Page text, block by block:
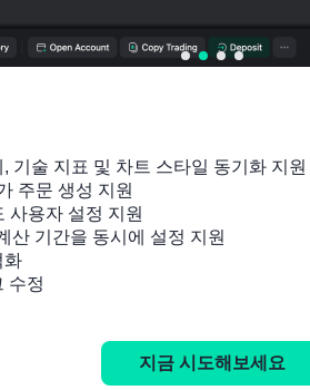
람
사람
08-04
08-07
미국
급여
미국
(SA)
(7월)
(제3분
기)
기술 지표 및 차트 스타일 동기화 지원
주문 생성 지원
사용자 설정 지원
산 기간을 동시에 설정 지원
화
수정
지금 시도해보세요